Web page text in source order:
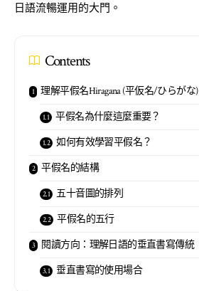
日語流暢運用的大門。
Contents
理解平假名Hiragana (平仮名/ひらがな)
平假名為什麼這麼重要？
如何有效學習平假名？
平假名的結構
五十音圖的排列
平假名的五行
閱讀方向：理解日語的垂直書寫傳統
垂直書寫的使用場合